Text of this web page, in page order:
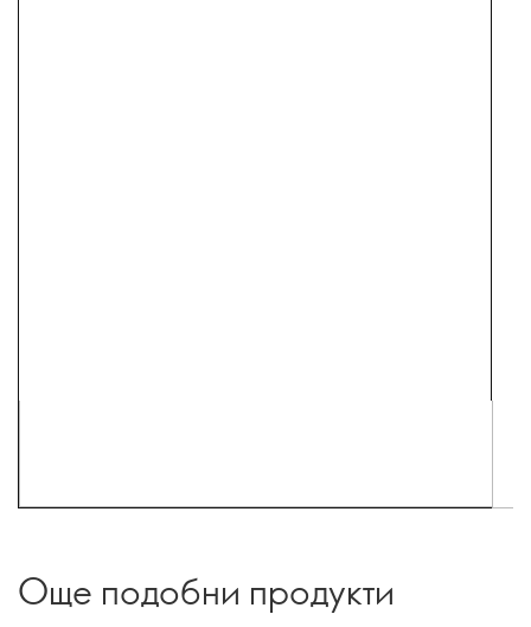
Още подобни продукти